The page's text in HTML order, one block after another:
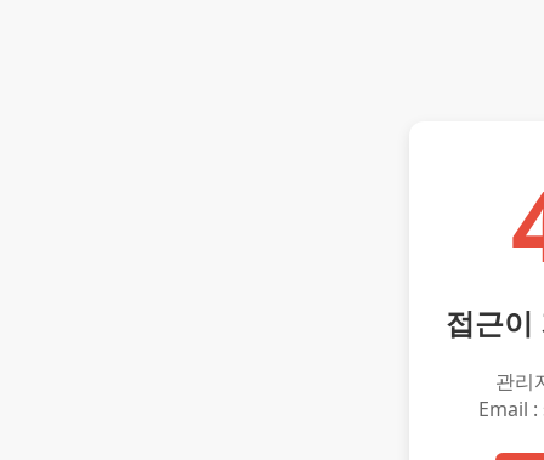
접근이
관리
Email